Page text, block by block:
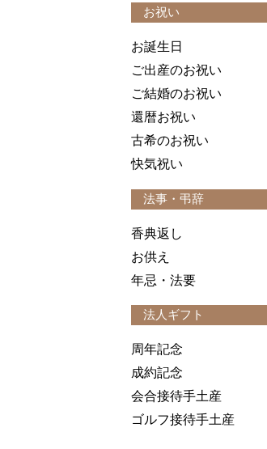
お祝い
お誕生日
ご出産のお祝い
ご結婚のお祝い
還暦お祝い
古希のお祝い
快気祝い
法事・弔辞
香典返し
お供え
年忌・法要
法人ギフト
周年記念
成約記念
会合接待手土産
ゴルフ接待手土産